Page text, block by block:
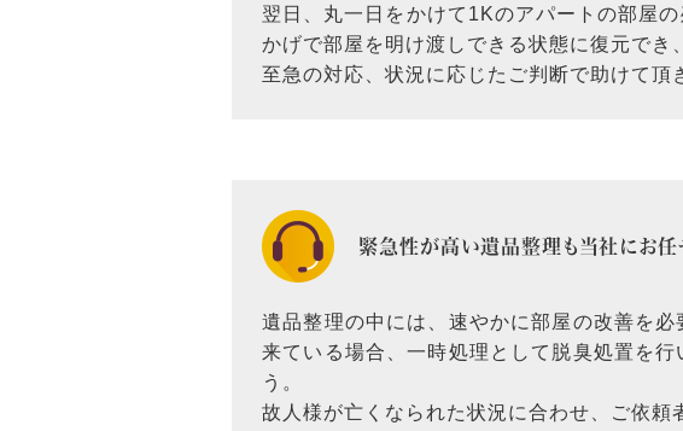
翌日、丸一日をかけて1Kのアパートの部屋
かげで部屋を明け渡しできる状態に復元でき
至急の対応、状況に応じたご判断で助けて頂
緊急性が高い遺品整理も当社にお任
遺品整理の中には、速やかに部屋の改善を
来ている場合、一時処理として脱臭処置を
う。
故人様が亡くなられた状況に合わせ、ご依頼